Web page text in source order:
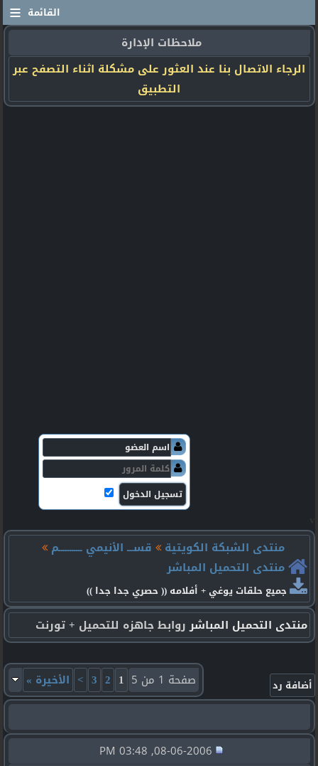
≡ القائمة
ملاحظات الإدارة
الرجاء الاتصال بنا عند العثور على مشكلة اثناء التصفح عبر
التطبيق
منتدى الشبكة الكويتية
قســـ الأنيمي ـــــــــــم
منتدى التحميل المباشر
جميع حلقات يوغي + أفلامه (( حصري جدا جدا ))
منتدى التحميل المباشرروابط جاهزه للتحميل + تورنت
صفحة 1 من 5 1
2
3
> الأخيرة »